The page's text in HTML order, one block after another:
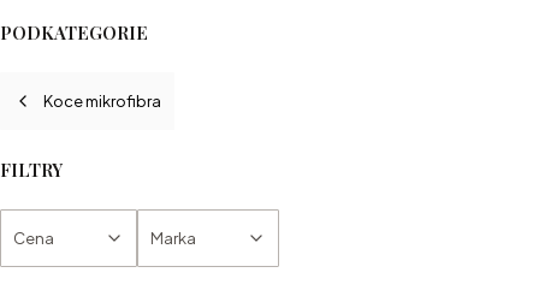
PODKATEGORIE
Koce mikrofibra
FILTRY
Cena Marka